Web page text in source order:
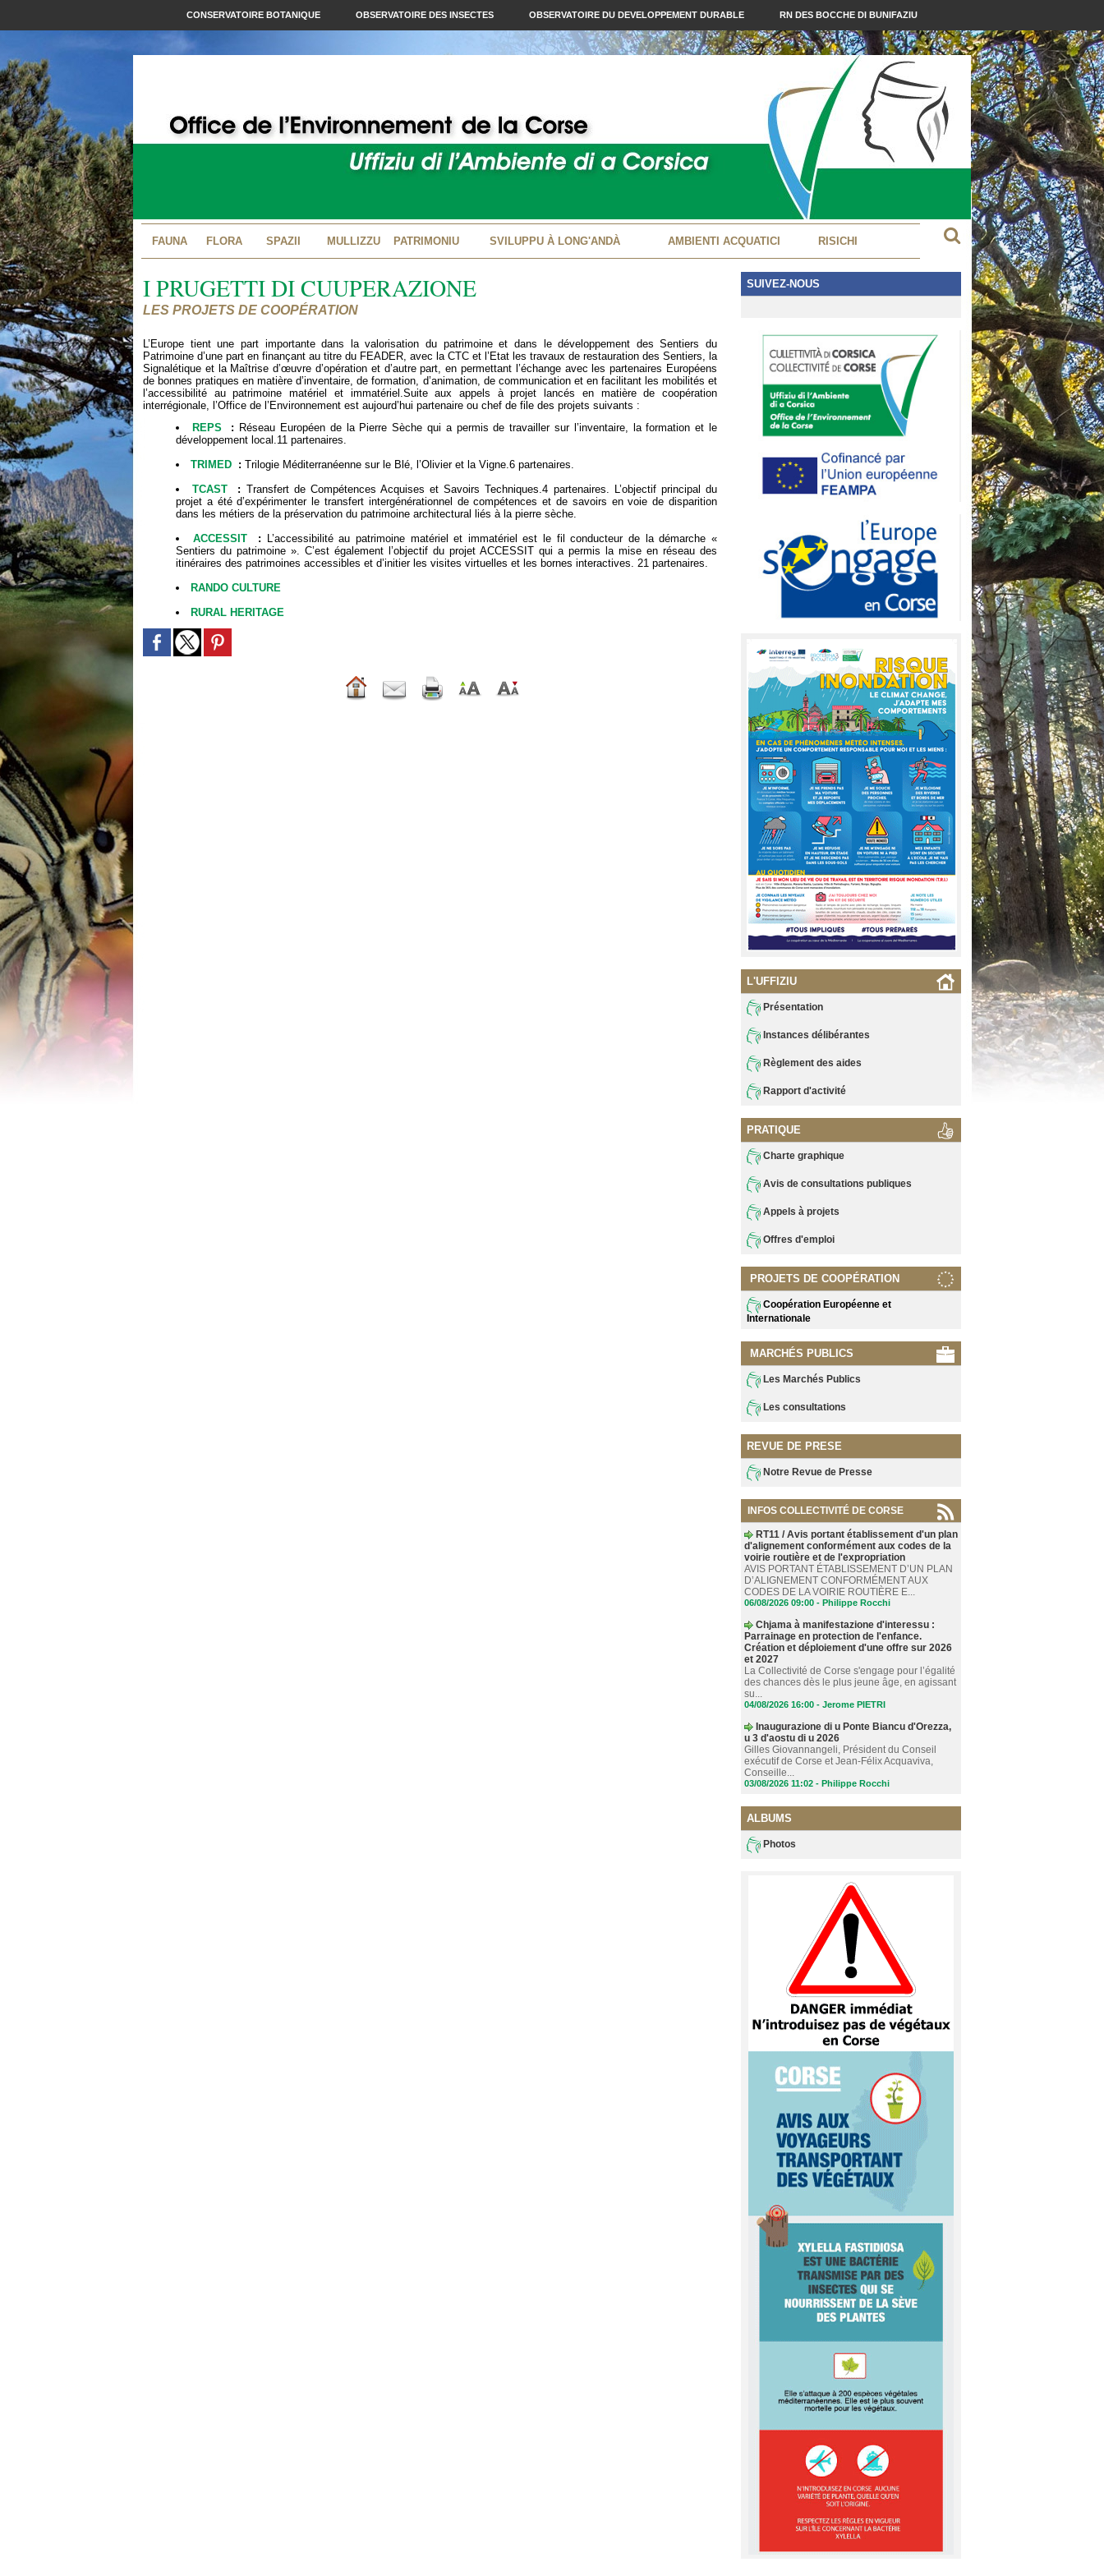
CONSERVATOIRE BOTANIQUE OBSERVATOIRE DES INSECTES OBSERVATOIRE DU DEVELOPPEMENT DURABLE RN DES BOCCHE DI BUNIFAZIU
FAUNA FLORA SPAZII MULLIZZU PATRIMONIU SVILUPPU À LONG'ANDÀ AMBIENTI ACQUATICI RISICHI
I PRUGETTI DI CUUPERAZIONE
LES PROJETS DE COOPÉRATION
L’Europe tient une part importante dans la valorisation du patrimoine et dans le développement des Sentiers du
Patrimoine d’une part en finançant au titre du FEADER, avec la CTC et l’Etat les travaux de restauration des Sentiers, la
Signalétique et la Maîtrise d’œuvre d’opération et d’autre part, en permettant l’échange avec les partenaires Européens
de bonnes pratiques en matière d’inventaire, de formation, d’animation, de communication et en facilitant les mobilités et
l’accessibilité au patrimoine matériel et immatériel.Suite aux appels à projet lancés en matière de coopération
interrégionale, l’Office de l’Environnement est aujourd’hui partenaire ou chef de file des projets suivants :
REPS
: Réseau Européen de la Pierre Sèche qui a permis de travailler sur l’inventaire, la formation et le
développement local.11 partenaires.
TRIMED : Trilogie Méditerranéenne sur le Blé, l’Olivier et la Vigne.6 partenaires.
TCAST
: Transfert de Compétences Acquises et Savoirs Techniques.4 partenaires. L’objectif principal du
projet a été d’expérimenter le transfert intergénérationnel de compétences et de savoirs en voie de disparition
dans les métiers de la préservation du patrimoine architectural liés à la pierre sèche.
ACCESSIT
: L’accessibilité au patrimoine matériel et immatériel est le fil conducteur de la démarche «
Sentiers du patrimoine ». C’est également l’objectif du projet ACCESSIT qui a permis la mise en réseau des
itinéraires des patrimoines accessibles et d’initier les visites virtuelles et les bornes interactives. 21 partenaires.
RANDO CULTURE
RURAL HERITAGE
SUIVEZ-NOUS
L'UFFIZIU
Présentation
Instances délibérantes
Règlement des aides
Rapport d'activité
PRATIQUE
Charte graphique
Avis de consultations publiques
Appels à projets
Offres d'emploi
PROJETS DE COOPÉRATION
Coopération Européenne et
Internationale
MARCHÉS PUBLICS
Les Marchés Publics
Les consultations
REVUE DE PRESE
Notre Revue de Presse
INFOS COLLECTIVITÉ DE CORSE
RT11 / Avis portant établissement d'un plan
d'alignement conformément aux codes de la
voirie routière et de l'expropriation
AVIS PORTANT ÉTABLISSEMENT D’UN PLAN
D’ALIGNEMENT CONFORMÉMENT AUX
CODES DE LA VOIRIE ROUTIÈRE E...
06/08/2026 09:00 - Philippe Rocchi
Chjama à manifestazione d'interessu :
Parrainage en protection de l'enfance.
Création et déploiement d'une offre sur 2026
et 2027
La Collectivité de Corse s'engage pour l’égalité
des chances dès le plus jeune âge, en agissant
su...
04/08/2026 16:00 - Jerome PIETRI
Inaugurazione di u Ponte Biancu d'Orezza,
u 3 d'aostu di u 2026
Gilles Giovannangeli, Président du Conseil
exécutif de Corse et Jean-Félix Acquaviva,
Conseille...
03/08/2026 11:02 - Philippe Rocchi
ALBUMS
Photos